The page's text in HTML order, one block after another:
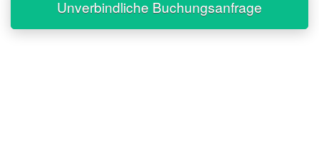
Unverbindliche Buchungsanfrage